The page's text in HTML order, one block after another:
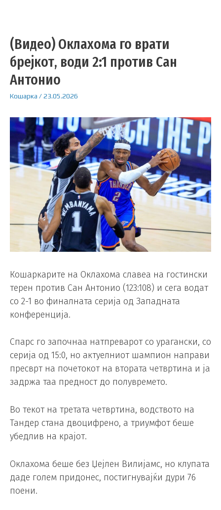
(Видео) Оклахома го врати
брејкот, води 2:1 против Сан
Антонио
Кошарка /23.05.2026
Кошаркарите на Оклахома славеа на гостински
терен против Сан Антонио (123:108) и сега водат
со 2-1 во финалната серија од Западната
конференција.
Спарс го започнаа натпреварот со урагански, со
серија од 15:0, но актуелниот шампион направи
пресврт на почетокот на втората четвртина и ја
задржа таа предност до полувремето.
Во текот на третата четвртина, водството на
Тандер стана двоцифрено, а триумфот беше
убедлив на крајот.
Оклахома беше без Џејлен Вилијамс, но клупата
даде голем придонес, постигнувајќи дури 76
поени.